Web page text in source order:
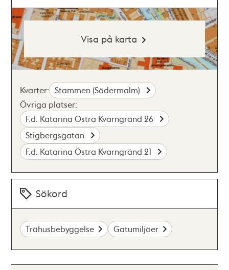
Visa på karta
Kvarter: Stammen (Södermalm)
Övriga platser:
F.d. Katarina Östra Kvarngränd 26
Stigbergsgatan
F.d. Katarina Östra Kvarngränd 21
Sökord
Trähusbebyggelse Gatumiljöer